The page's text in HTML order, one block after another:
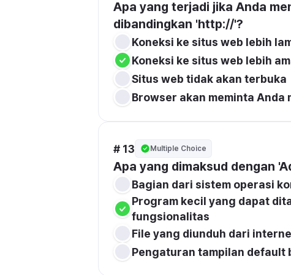
Apa yang terjadi jika Anda
dibandingkan 'http://'?
Koneksi ke situs web lebih
Koneksi ke situs web lebih
Situs web tidak akan terbuka
Browser akan meminta
# 13 Multiple Choice
Apa yang dimaksud dengan
Bagian dari sistem operasi
Program kecil yang dapat
fungsionalitas
File yang diunduh dari
Pengaturan tampilan default